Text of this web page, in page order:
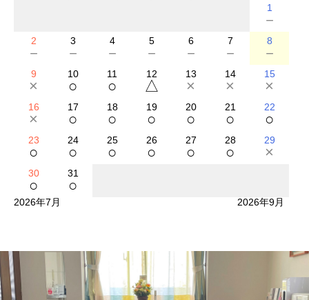
1
－
2
－
3
－
4
－
5
－
6
－
7
－
8
－
9
×
10
○
11
○
12
△
13
×
14
×
15
×
16
×
17
○
18
○
19
○
20
○
21
○
22
○
23
○
24
○
25
○
26
○
27
○
28
○
29
×
30
○
31
○
2026年7月 2026年9月